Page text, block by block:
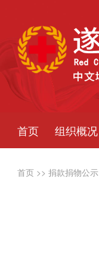
首页 组织概况
首页 >>捐款捐物公示